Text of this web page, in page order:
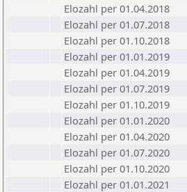
Elozahl per 01.04.2018
Elozahl per 01.07.2018
Elozahl per 01.10.2018
Elozahl per 01.01.2019
Elozahl per 01.04.2019
Elozahl per 01.07.2019
Elozahl per 01.10.2019
Elozahl per 01.01.2020
Elozahl per 01.04.2020
Elozahl per 01.07.2020
Elozahl per 01.10.2020
Elozahl per 01.01.2021